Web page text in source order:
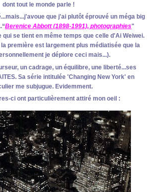
dont tout le monde parle !
que j'ai plutôt éprouvé un méga big
Berenice Abbott (1898-1991), photographies"
se tient en même temps que celle d'Ai Weiwei.
première est largement plus médiatisée que la
je déplore ceci mais...).
un cadrage, un équilibre, une liberté...ses
Sa série intitulée 'Changing New York' en
me subjugue. Evidemment.
ci ont particulièrement attiré mon oeil :